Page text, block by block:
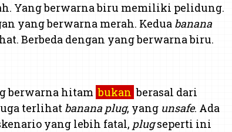
Yang berwarna biru memiliki pelidung.
yang berwarna merah. Kedua banana
Berbeda dengan yang berwarna biru.
berwarna hitam bukan berasal dari
terlihat banana plug, yang unsafe. Ada
yang lebih fatal, plugseperti ini